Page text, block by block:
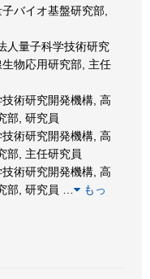
バイオ基盤研究部,
人量子科学技術研究
物応用研究部, 主任
術研究開発機構, 高
部, 研究員
術研究開発機構, 高
部, 主任研究員
術研究開発機構, 高
部, 研究員
もっ